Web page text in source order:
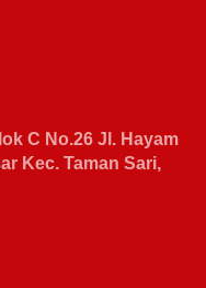
C No.26 Jl. Hayam
Kec. Taman Sari,